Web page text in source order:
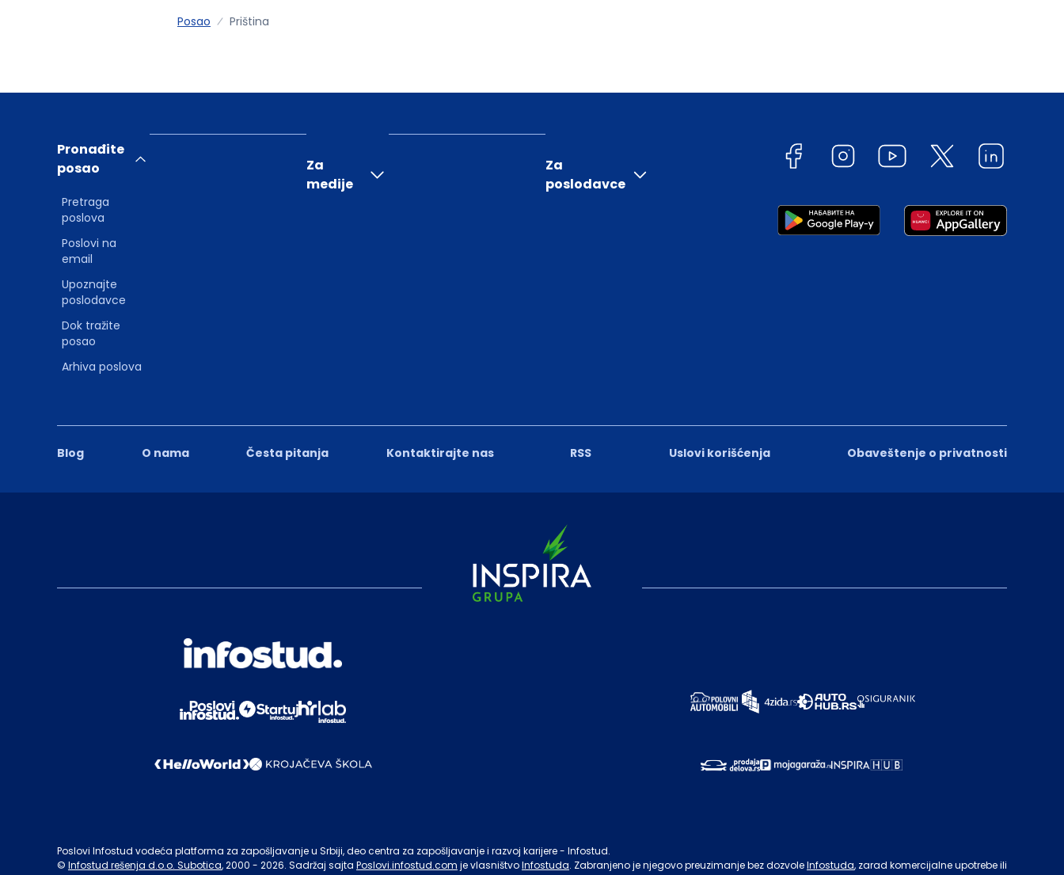
Posao Priština
Blog O nama Česta pitanja Kontaktirajte nas RSS Uslovi korišćenja Obaveštenje o privatnosti
Pronađite
posao
Pretraga
poslova
Poslovi na
email
Upoznajte
poslodavce
Dok tražite
posao
Arhiva poslova
Za
medije
Za
poslodavce
Poslovi Infostud vodeća platforma za zapošljavanje u Srbiji, deo centra za zapošljavanje i razvoj karijere - Infostud.
© Infostud rešenja d.o.o. Subotica, 2000 - 2026. Sadržaj sajta Poslovi.infostud.com je vlasništvoInfostuda. Zabranjeno je njegovo preuzimanje bez dozvoleInfostuda, zarad komercijalne upotrebe ili